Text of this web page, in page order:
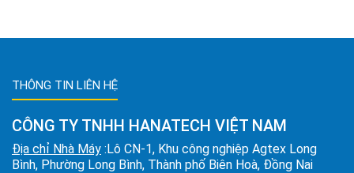
THÔNG TIN LIÊN HỆ
CÔNG TY TNHH HANATECH VIỆT NAM
Địa chỉ Nhà Máy :Lô CN-1, Khu công nghiệp Agtex Long
Bình, Phường Long Bình, Thành phố Biên Hoà, Đồng Nai